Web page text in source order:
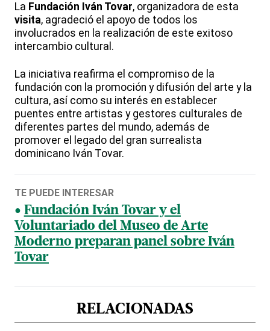
La Fundación Iván Tovar, organizadora de esta
visita, agradeció el apoyo de todos los
involucrados en la realización de este exitoso
intercambio cultural.
La iniciativa reafirma el compromiso de la
fundación con la promoción y difusión del arte y la
cultura, así como su interés en establecer
puentes entre artistas y gestores culturales de
diferentes partes del mundo, además de
promover el legado del gran surrealista
dominicano Iván Tovar.
TE PUEDE INTERESAR
Fundación Iván Tovar y el
Voluntariado del Museo de Arte
Moderno preparan panel sobre Iván
Tovar
RELACIONADAS